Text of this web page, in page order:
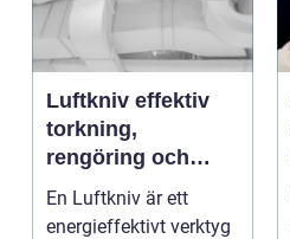
Luftkniv effektiv
torkning,
rengöring och
kylning i modern
industri
En Luftkniv är ett
energieffektivt verktyg